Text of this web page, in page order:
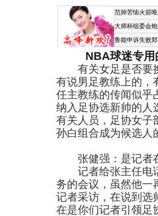
范帅苦恼火箭
大师杯组委会
鲁能申诉失败
NBA球迷专用
有关女足是否要换
有说男足教练上的，
任主教练的传闻似乎
纳入足协选新帅的人
有关人员，足协女子
孙白组合成为候选人
张健强：是记者在
记者给张主任电话
务的会议，虽然他一
记者采访，在说到选
在是你们记者引领足